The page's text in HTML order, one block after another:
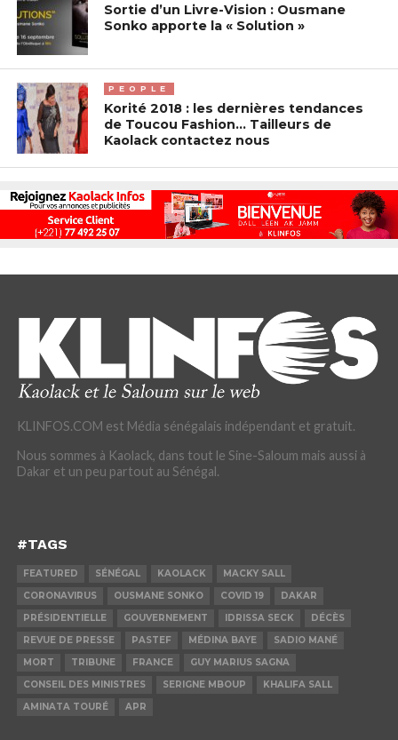
Sortie d’un Livre-Vision : Ousmane
Sonko apporte la « Solution »
PEOPLE
Korité 2018 : les dernières tendances
de Toucou Fashion… Tailleurs de
Kaolack contactez nous
KLINFOS.COM est Média sénégalais indépendant et gratuit.
Nous sommes à Kaolack, dans tout le Sine-Saloum mais aussi à
Dakar et un peu partout au Sénégal.
#TAGS
FEATURED SÉNÉGAL KAOLACK
MACKY SALL
CORONAVIRUS
OUSMANE SONKO COVID 19
DAKAR
PRÉSIDENTIELLE
GOUVERNEMENT IDRISSA SECK
DÉCÈS
REVUE DE PRESSE
PASTEF MÉDINA BAYE
SADIO MANÉ
MORT
TRIBUNE FRANCE
GUY MARIUS SAGNA
CONSEIL DES MINISTRES
SERIGNE MBOUP
KHALIFA SALL
AMINATA TOURÉ
APR